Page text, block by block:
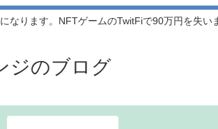
ります。NFTゲームのTwitFiで90万円を失い
ジのブログ